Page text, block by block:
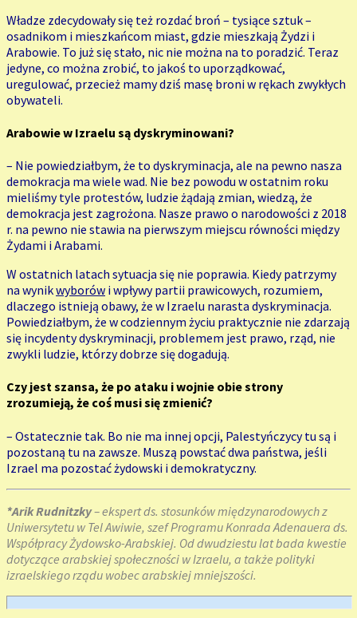
Władze zdecydowały się też rozdać broń – tysiące sztuk –
osadnikom i mieszkańcom miast, gdzie mieszkają Żydzi i
Arabowie. To już się stało, nic nie można na to poradzić. Teraz
jedyne, co można zrobić, to jakoś to uporządkować,
uregulować, przecież mamy dziś masę broni w rękach zwykłych
obywateli.
Arabowie w Izraelu są dyskryminowani?
– Nie powiedziałbym, że to dyskryminacja, ale na pewno nasza
demokracja ma wiele wad. Nie bez powodu w ostatnim roku
mieliśmy tyle protestów, ludzie żądają zmian, wiedzą, że
demokracja jest zagrożona. Nasze prawo o narodowości z 2018
r. na pewno nie stawia na pierwszym miejscu równości między
Żydami i Arabami.
W ostatnich latach sytuacja się nie poprawia. Kiedy patrzymy
na wynikwyborów i wpływy partii prawicowych, rozumiem,
dlaczego istnieją obawy, że w Izraelu narasta dyskryminacja.
Powiedziałbym, że w codziennym życiu praktycznie nie zdarzają
się incydenty dyskryminacji, problemem jest prawo, rząd, nie
zwykli ludzie, którzy dobrze się dogadują.
Czy jest szansa, że po ataku i wojnie obie strony
zrozumieją, że coś musi się zmienić?
– Ostatecznie tak. Bo nie ma innej opcji, Palestyńczycy tu są i
pozostaną tu na zawsze. Muszą powstać dwa państwa, jeśli
Izrael ma pozostać żydowski i demokratyczny.
*Arik Rudnitzky– ekspert ds. stosunków międzynarodowych z
Uniwersytetu w Tel Awiwie, szef Programu Konrada Adenauera ds.
Współpracy Żydowsko-Arabskiej. Od dwudziestu lat bada kwestie
dotyczące arabskiej społeczności w Izraelu, a także polityki
izraelskiego rządu wobec arabskiej mniejszości.